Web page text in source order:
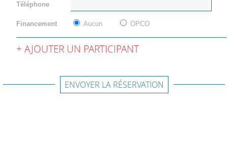
Téléphone
Financement Aucun OPCO
AJOUTER UN PARTICIPANT
ENVOYER LA RÉSERVATION